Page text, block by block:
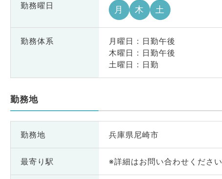
勤務曜日 月 木 土
勤務体系
月曜日 : 日勤午後
木曜日 : 日勤午後
土曜日 : 日勤
勤務地
勤務地 兵庫県尼崎市
最寄り駅 ※詳細はお問い合わせください